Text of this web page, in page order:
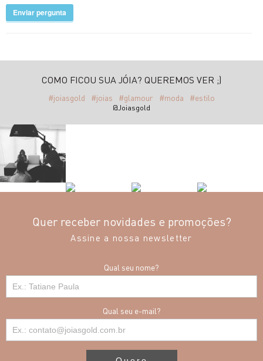
Enviar pergunta
COMO FICOU SUA JÓIA? QUEREMOS VER ;)
#joiasgold #joias #glamour #moda #estilo
@Joiasgold
Quer receber novidades e promoções?
Assine a nossa newsletter
Qual seu nome?
Qual seu e-mail?